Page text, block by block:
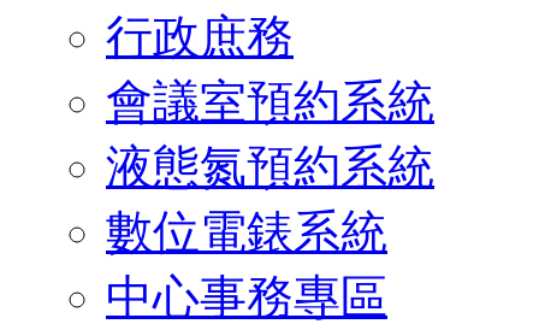
行政庶務
會議室預約系統
液態氮預約系統
數位電錶系統
中心事務專區